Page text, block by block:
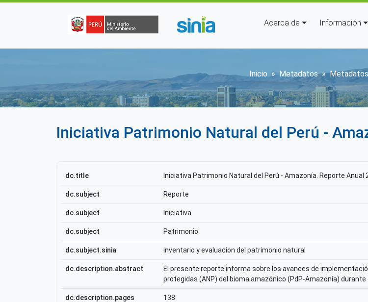
Navegación principal
Acerca de Información
Sobrescribir
Inicio Metadatos
Iniciativa Patrimonio Natural del Perú -
dc.title Iniciativa Patrimonio Natural del Perú - Amazonía. Reporte Anual
dc.subject Reporte
dc.subject Iniciativa
dc.subject Patrimonio
dc.subject.sinia inventario y evaluacion del patrimonio natural
dc.description.abstract
El presente reporte informa sobre los avances de
protegidas (ANP) del bioma amazónico (PdP-Amazonía) durante
dc.description.pages 138